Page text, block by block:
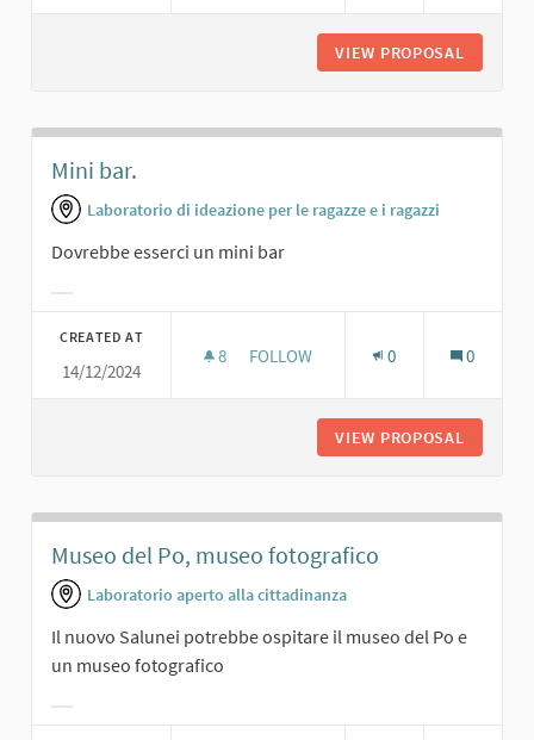
VIEW PROPOSAL
Mini bar.
Laboratorio di ideazione per le ragazze e i ragazzi
Dovrebbe esserci un mini bar
CREATED AT
14/12/2024
8 8 FOLLOWERS
FOLLOW 0 0
VIEW PROPOSAL
Museo del Po, museo fotografico
Laboratorio aperto alla cittadinanza
Il nuovo Salunei potrebbe ospitare il museo del Po e
un museo fotografico